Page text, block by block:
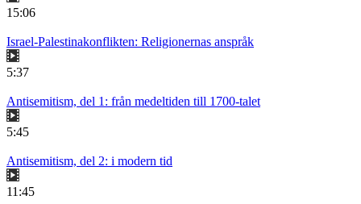
15:06
Israel-Palestinakonflikten: Religionernas anspråk
5:37
Antisemitism, del 1: från medeltiden till 1700-talet
5:45
Antisemitism, del 2: i modern tid
11:45